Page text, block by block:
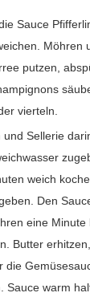
Sauce
Möhren
putzen,
vierteln.
Sellerie
weich
Den
eine Minute
Butter
die
Sauce warm